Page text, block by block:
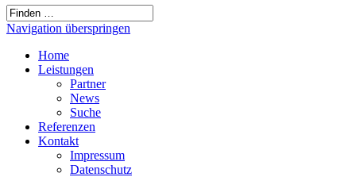
Navigation überspringen
Home
Leistungen
Partner
News
Suche
Referenzen
Kontakt
Impressum
Datenschutz